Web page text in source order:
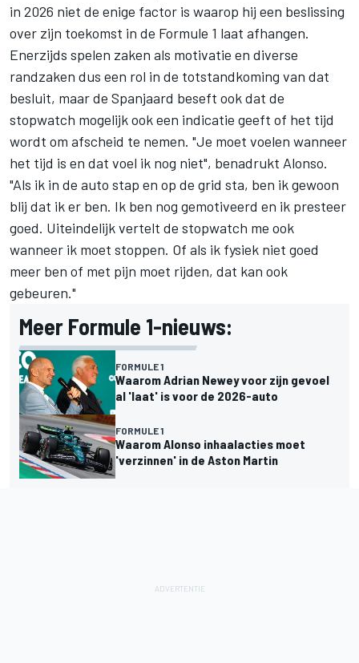
in 2026 niet de enige factor is waarop hij een beslissing
over zijn toekomst in de Formule 1 laat afhangen.
Enerzijds spelen zaken als motivatie en diverse
randzaken dus een rol in de totstandkoming van dat
besluit, maar de Spanjaard beseft ook dat de
stopwatch mogelijk ook een indicatie geeft of het tijd
wordt om afscheid te nemen. "Je moet voelen wanneer
het tijd is en dat voel ik nog niet", benadrukt Alonso.
"Als ik in de auto stap en op de grid sta, ben ik gewoon
blij dat ik er ben. Ik ben nog gemotiveerd en ik presteer
goed. Uiteindelijk vertelt de stopwatch me ook
wanneer ik moet stoppen. Of als ik fysiek niet goed
meer ben of met pijn moet rijden, dat kan ook
gebeuren."
Meer Formule 1-nieuws:
FORMULE 1
Waarom Adrian Newey voor zijn gevoel
al 'laat' is voor de 2026-auto
FORMULE 1
Waarom Alonso inhaalacties moet
'verzinnen' in de Aston Martin